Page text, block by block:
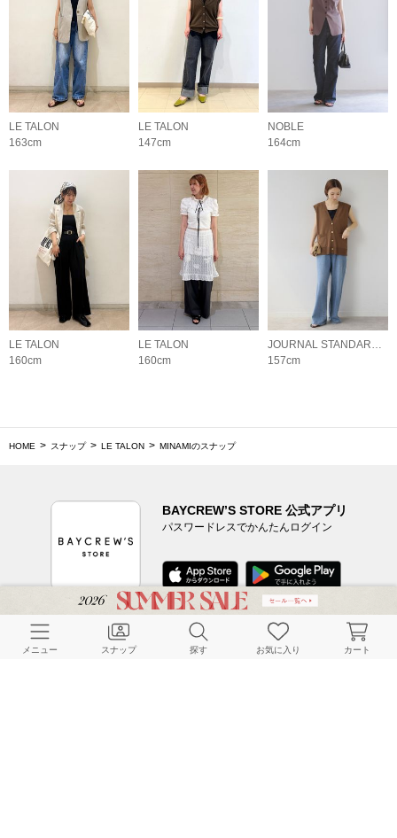
LE TALON
163cm
LE TALON
147cm
NOBLE
164cm
LE TALON
160cm
LE TALON
160cm
JOURNAL STANDARD relume LADYS
157cm
HOME スナップ LE TALON MINAMIのスナップ
BAYCREW’S STORE 公式アプリ
パスワードレスでかんたんログイン
CUSTOMER SERVICE
メニュー スナップ 探す お気に入り カート